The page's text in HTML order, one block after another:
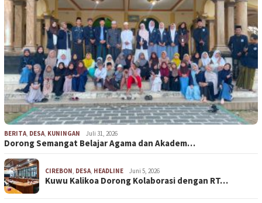
BERITA, DESA, KUNINGAN Juli 31, 2026
Dorong Semangat Belajar Agama dan Akadem…
CIREBON, DESA, HEADLINE Juni 5, 2026
Kuwu Kalikoa Dorong Kolaborasi dengan RT…